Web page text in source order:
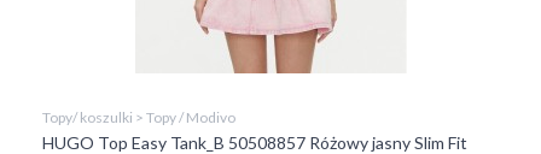
Topy/ koszulki > Topy / Modivo
HUGO Top Easy Tank_B 50508857 Różowy jasny Slim Fit